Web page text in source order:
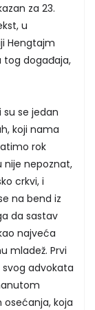
za 23.
u
Hengtajm
tog događaja,
su se jedan
koji nama
rok
nije nepoznat,
crkvi, i
na bend iz
da sastav
najveća
mladež. Prvi
advokata
koja